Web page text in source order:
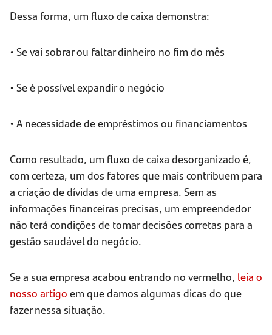
Dessa forma, um fluxo de caixa demonstra:
• Se vai sobrar ou faltar dinheiro no fim do mês
• Se é possível expandir o negócio
• A necessidade de empréstimos ou financiamentos
Como resultado, um fluxo de caixa desorganizado é,
com certeza, um dos fatores que mais contribuem para
a criação de dívidas de uma empresa. Sem as
informações financeiras precisas, um empreendedor
não terá condições de tomar decisões corretas para a
gestão saudável do negócio.
Se a sua empresa acabou entrando no vermelho, leia o
nosso artigo em que damos algumas dicas do que
fazer nessa situação.